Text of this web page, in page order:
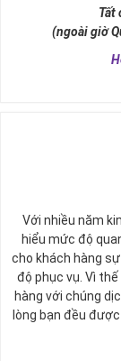
hồng mao. Bởi
các số còn lại nó
Tất
(ngoài giờ
Với nhiều năm
hiểu mức độ
cho khách hàng
độ phục vụ. Vì
hàng với chúng
lòng bạn đều